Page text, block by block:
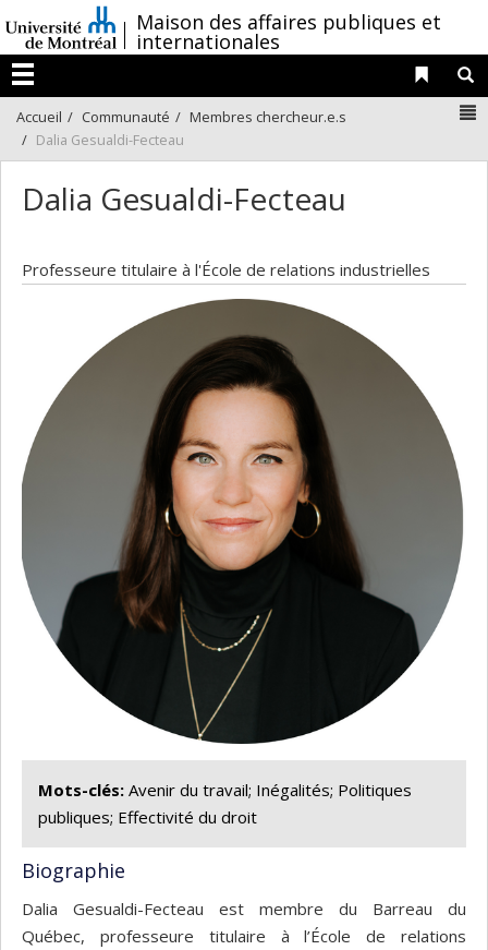
au
contenu
/Maison des affaires publiques et
internationales
Menu
Liens
Accueil Communauté
Membres chercheur.e.s
Dalia Gesualdi-Fecteau
Dalia Gesualdi-Fecteau
Professeure titulaire à l'École de relations industrielles
Mots-clés: Avenir du travail; Inégalités; Politiques
publiques; Effectivité du droit
Biographie
Dalia Gesualdi-Fecteau est membre du Barreau du
Québec, professeure titulaire à l’École de relations